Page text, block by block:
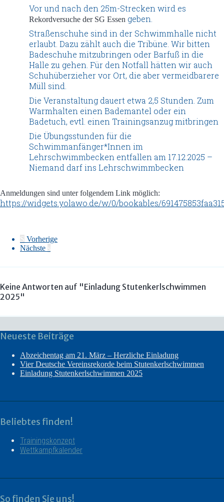
Vor und nach den 25m-Strecken wird es
Rekordversuche der SG Essen geben.
Straßenschuhe sind in der Schwimmhalle nicht
erlaubt. Dazu zählt auch die Tribüne. Wir bitten
Badeschuhe mitzubringen oder Barfuß in die
Halle zu gehen. Für den Notfall hätten wir auch
Schuhüberzieher vor Ort, die aber vermeidbarere
Müll sind.
Die Veranstaltung dauert etwa 2,5 Stunden. Zum
Warmhalten einen Bademantel oder ein
Badetuch, evtl. einen Trainingsanzug mitbringen
Die Übungsstunden für die
Schwimmanfänger*Innen im
Lehrschwimmbecken entfallen am 17.12.2025 –
Niemand darf ins Lehrschwimmbecken
Anmeldungen sind unter folgendem Link möglich:
https://widgets.yolawo.de/w/0/bookables/
Vorherige
Nächste
Keine Antworten auf "Einladung Stutenkerlschwimmen
2025"
Neueste Beiträge
Abzeichentag am 21. März – Herzliche Einladung
Vier Deutsche Vereinsrekorde beim Stutenkerlschwimmen
Einladung Stutenkerlschwimmen 2025
Beliebtes finden!
Trainingskonzept
Wettkampfkalender
So finden Sie uns!